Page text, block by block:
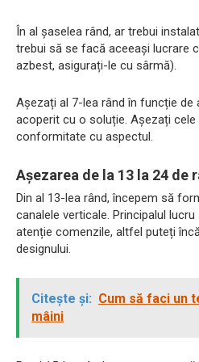
În al șaselea rând, ar trebui
trebui să se facă aceeași lucrare
azbest, asigurați-le cu sârmă).
Așezați al 7-lea rând în funcție de
acoperit cu o soluție. Așezați cele
conformitate cu aspectul.
Așezarea de la 13 la 24 de
Din al 13-lea rând, începem să
canalele verticale. Principalul
atenție comenzile, altfel puteți
designului.
Citește și: Cum să faci un
mâini